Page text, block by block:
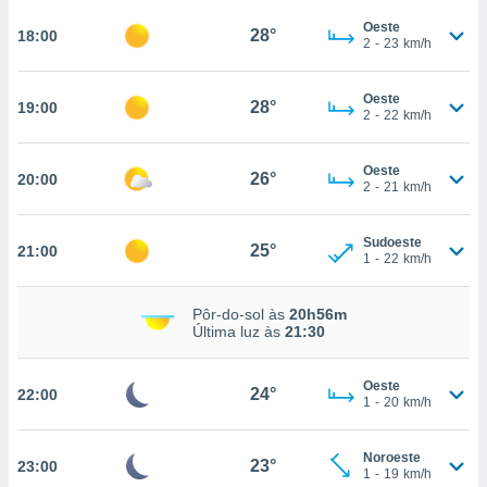
caso,
para
cookies
ou
de
18:00 28°
Oeste
2 - 23 km/h
19:00 28°
Oeste
2 - 22 km/h
20:00 26°
Oeste
2 - 21 km/h
21:00 25°
Sudoeste
1 - 22 km/h
Pôr-do-sol às 20h56m
Última luz às 21:30
22:00 24°
Oeste
1 - 20 km/h
23:00 23°
Noroeste
1 - 19 km/h